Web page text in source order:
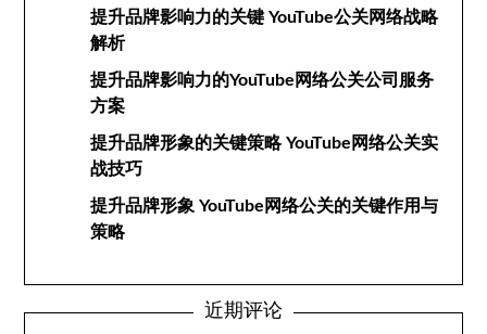
提升品牌影响力的关键 YouTube公关网络战略
解析
提升品牌影响力的YouTube网络公关公司服务
方案
提升品牌形象的关键策略 YouTube网络公关实
战技巧
提升品牌形象 YouTube网络公关的关键作用与
策略
近期评论